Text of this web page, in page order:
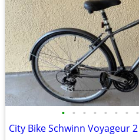
• • • • • • • •
City Bike Schwinn Voyageur 2